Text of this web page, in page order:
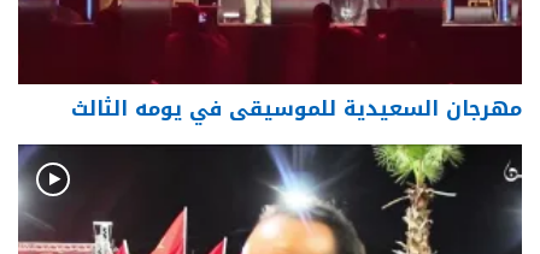
مهرجان السعيدية للموسيقى في يومه الثالث